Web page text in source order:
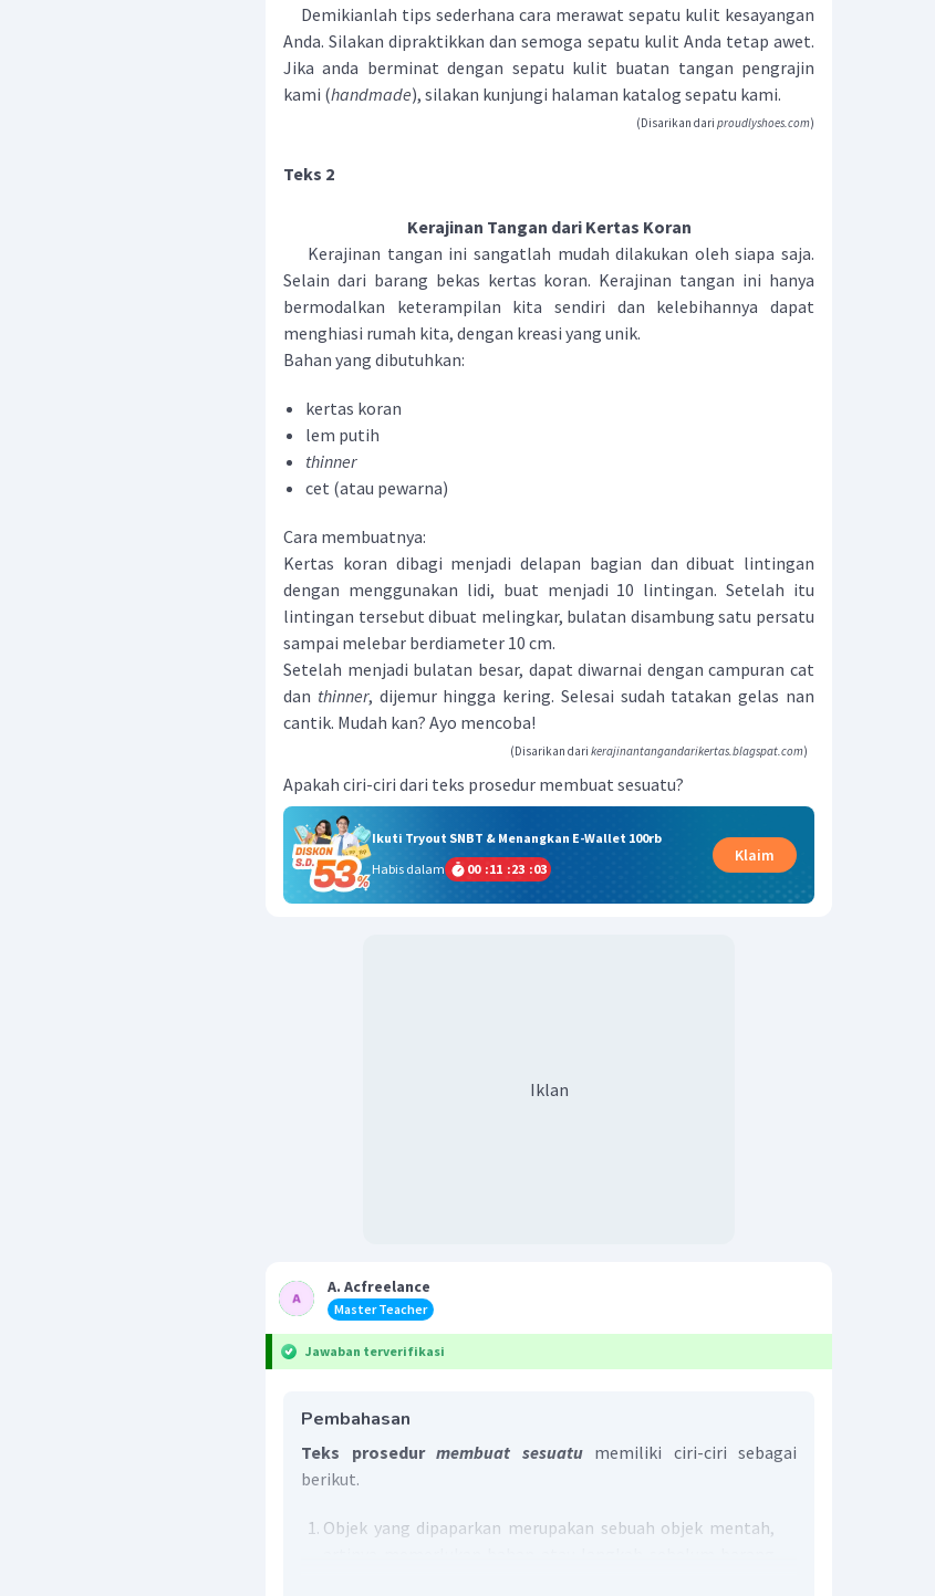
Demikianlah tips sederhana cara merawat sepatu kulit kesayangan
Anda. Silakan dipraktikkan dan semoga sepatu kulit Anda tetap awet.
Jika anda berminat dengan sepatu kulit buatan tangan pengrajin
kami (handmade), silakan kunjungi halaman katalog sepatu kami.
(Disarikan dari proudlyshoes.com)
Teks 2
Kerajinan Tangan dari Kertas Koran
Kerajinan tangan ini sangatlah mudah dilakukan oleh siapa saja.
Selain dari barang bekas kertas koran. Kerajinan tangan ini hanya
bermodalkan keterampilan kita sendiri dan kelebihannya dapat
menghiasi rumah kita, dengan kreasi yang unik.
Bahan yang dibutuhkan:
kertas koran
lem putih
thinner
cet (atau pewarna)
Cara membuatnya:
Kertas koran dibagi menjadi delapan bagian dan dibuat lintingan
dengan menggunakan lidi, buat menjadi 10 lintingan. Setelah itu
lintingan tersebut dibuat melingkar, bulatan disambung satu persatu
sampai melebar berdiameter 10 cm.
Setelah menjadi bulatan besar, dapat diwarnai dengan campuran cat
dan thinner, dijemur hingga kering. Selesai sudah tatakan gelas nan
cantik. Mudah kan? Ayo mencoba!
(Disarikan dari kerajinantangandarikertas.blagspat.com)
Apakah ciri-ciri dari teks prosedur membuat sesuatu?
Ikuti Tryout SNBT & Menangkan E-Wallet 100rb
Habis dalam
00 :11 :23 :02
Klaim
Iklan
A. Acfreelance
Master Teacher
Jawaban terverifikasi
Pembahasan
Teks prosedur membuat sesuatu memiliki ciri-ciri sebagai
berikut.
Objek yang dipaparkan merupakan sebuah objek mentah,